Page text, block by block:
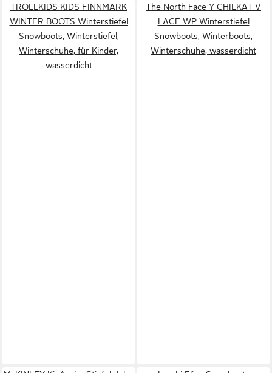
TROLLKIDS KIDS FINNMARK
WINTER BOOTS Winterstiefel
Snowboots, Winterstiefel,
Winterschuhe, für Kinder,
wasserdicht
The North Face Y CHILKAT V
LACE WP Winterstiefel
Snowboots, Winterboots,
Winterschuhe, wasserdicht